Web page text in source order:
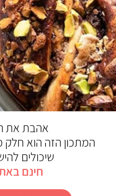
אהבת את
המתכון הזה הוא חלק
שיכולים
חינם